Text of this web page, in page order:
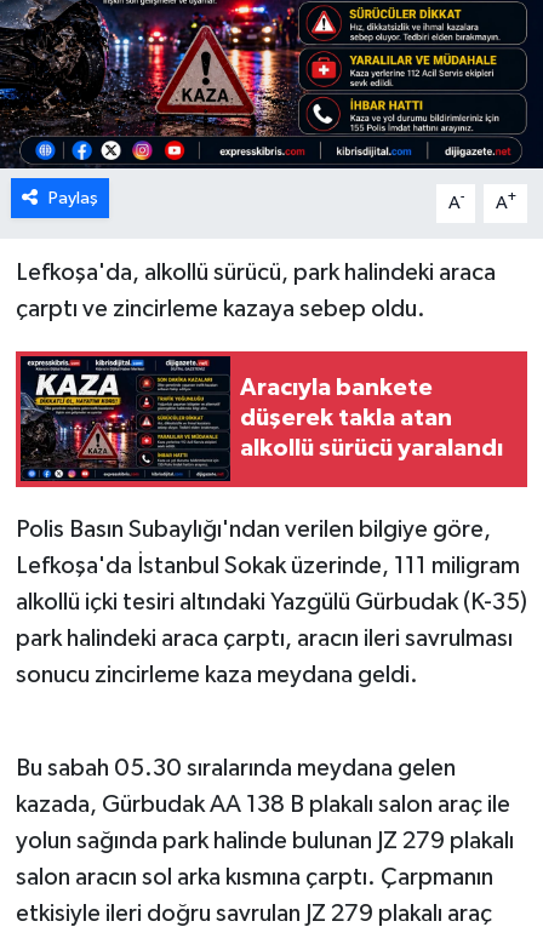
Paylaş A- A+
Lefkoşa'da, alkollü sürücü, park halindeki araca
çarptı ve zincirleme kazaya sebep oldu.
Aracıyla bankete
düşerek takla atan
alkollü sürücü yaralandı
Polis Basın Subaylığı'ndan verilen bilgiye göre,
Lefkoşa'da İstanbul Sokak üzerinde, 111 miligram
alkollü içki tesiri altındaki Yazgülü Gürbudak (K-35)
park halindeki araca çarptı, aracın ileri savrulması
sonucu zincirleme kaza meydana geldi.
Bu sabah 05.30 sıralarında meydana gelen
kazada, Gürbudak AA 138 B plakalı salon araç ile
yolun sağında park halinde bulunan JZ 279 plakalı
salon aracın sol arka kısmına çarptı. Çarpmanın
etkisiyle ileri doğru savrulan JZ 279 plakalı araç
ESENTEPE
GAZİMAĞUSA
GİRNE
GÜNDEM
GÜNEY KIBRIS
İÇ HABERLER
KÜLTÜR SANAT
LAPTA
MAGAZİN
Nöbetçi Eczaneler
SİYASET
SPOR